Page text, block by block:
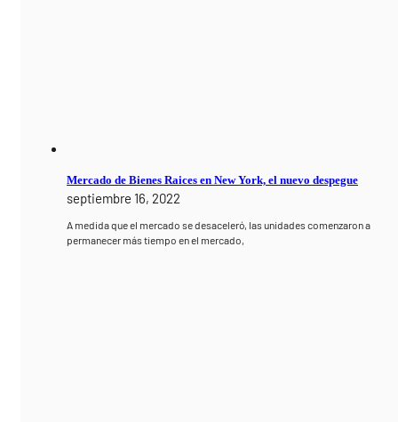
Mercado de Bienes Raices en New York, el nuevo despegue
septiembre 16, 2022
A medida que el mercado se desaceleró, las unidades comenzaron a
permanecer más tiempo en el mercado,